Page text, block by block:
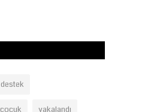
destek
çocuk yakalandı